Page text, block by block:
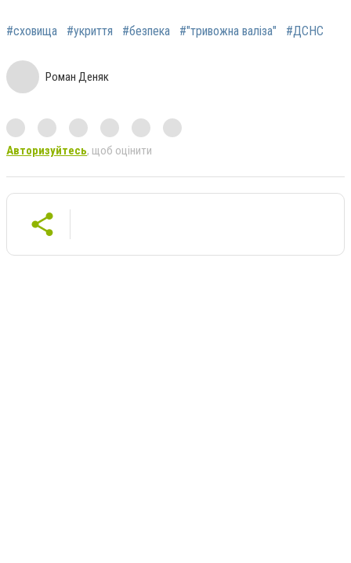
#сховища #укриття #безпека #"тривожна валіза" #ДСНС
Роман Деняк
Авторизуйтесь, щоб оцінити